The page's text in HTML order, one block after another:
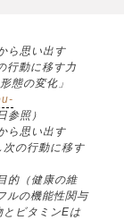
ら思い出す
行動に移す力
態の変化」
参照）
ら思い出す
次の行動に移す
的（健康の維
ルの機能性関与
とビタミンEは